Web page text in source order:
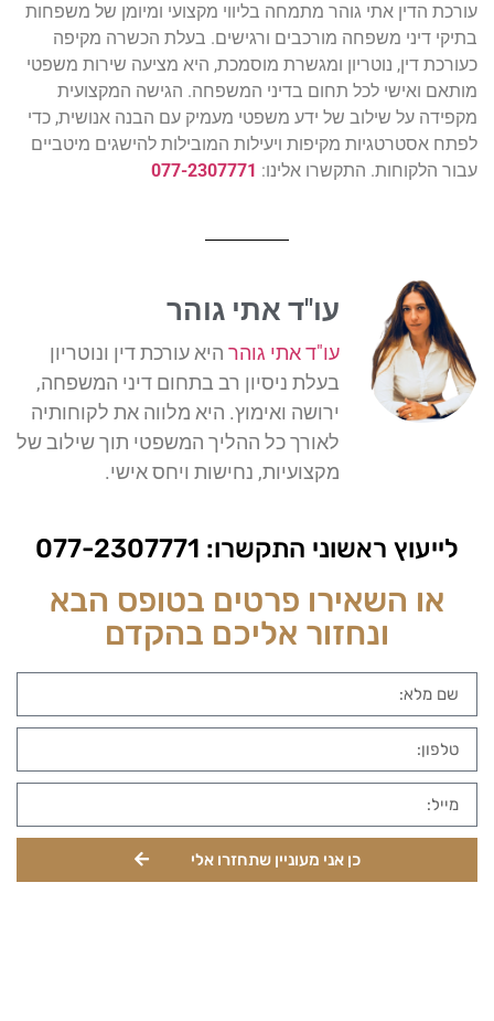
עורכת הדין אתי גוהר מתמחה בליווי מקצועי ומיומן של משפחות
בתיקי דיני משפחה מורכבים ורגישים. בעלת הכשרה מקיפה
כעורכת דין, נוטריון ומגשרת מוסמכת, היא מציעה שירות משפטי
מותאם ואישי לכל תחום בדיני המשפחה. הגישה המקצועית
מקפידה על שילוב של ידע משפטי מעמיק עם הבנה אנושית, כדי
לפתח אסטרטגיות מקיפות ויעילות המובילות להישגים מיטביים
עבור הלקוחות. התקשרו אלינו: 077-2307771
עו"ד אתי גוהר
עו"ד אתי גוהר היא עורכת דין ונוטריון
בעלת ניסיון רב בתחום דיני המשפחה,
ירושה ואימוץ. היא מלווה את לקוחותיה
לאורך כל ההליך המשפטי תוך שילוב של
מקצועיות, נחישות ויחס אישי.
לייעוץ ראשוני התקשרו: 077-2307771
או השאירו פרטים בטופס הבא
ונחזור אליכם בהקדם
כן אני מעוניין שתחזרו אלי